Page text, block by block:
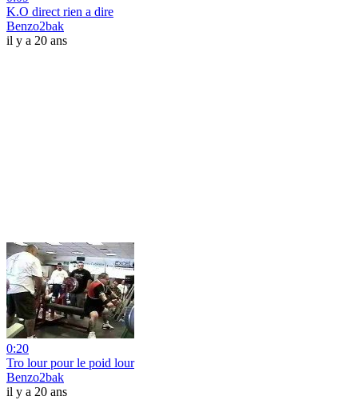
K.O direct rien a dire
Benzo2bak
il y a 20 ans
0:20
Tro lour pour le poid lour
Benzo2bak
il y a 20 ans